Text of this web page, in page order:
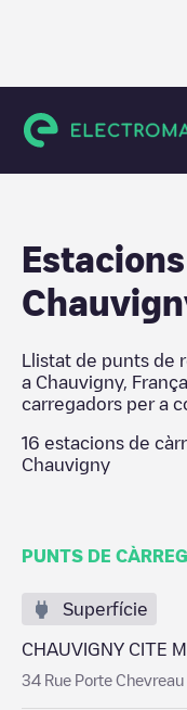
Vienne
Llistat de punts de
a Chauvigny, França
carregadors per a
16 estacions de
Chauvigny
PUNTS DE
Superfície
CHAUVIGNY CITE
34 Rue Porte